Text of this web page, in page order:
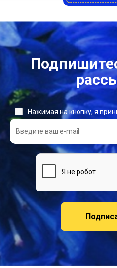
Нажимая на кнопку, я